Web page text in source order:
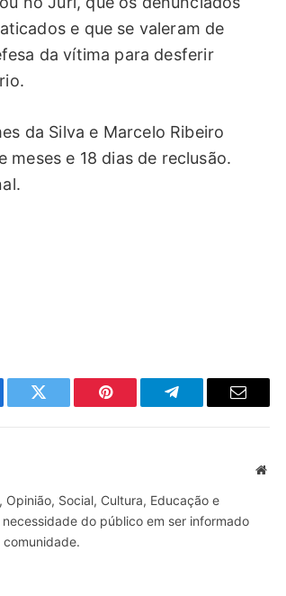
e que se valeram de
da vítima para desferir
da Silva e Marcelo Ribeiro
e 18 dias de reclusão.
Twitter Pinterest TelegramaE-
Site
Social, Cultura, Educação e
do público em ser informado